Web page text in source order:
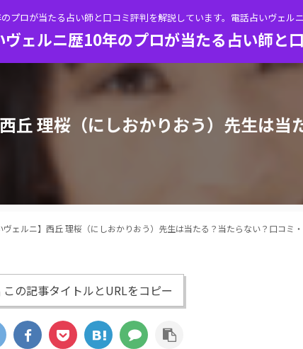
プロが当たる占い師と口コミ評判を解説しています。電話占いヴェル
ヴェルニ歴10年のプロが当たる占い師と
丘 理桜（にしおかりおう）先生は
ヴェルニ】西丘 理桜（にしおかりおう）先生は当たる？当たらない？口コミ・
この記事タイトルとURLをコピー